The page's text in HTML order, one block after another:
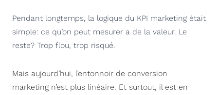
Pendant longtemps, la logique du KPI marketing était
simple: ce qu’on peut mesurer a de la valeur. Le
reste? Trop flou, trop risqué.
Mais aujourd’hui, l’entonnoir de conversion
marketing n’est plus linéaire. Et surtout, il est en